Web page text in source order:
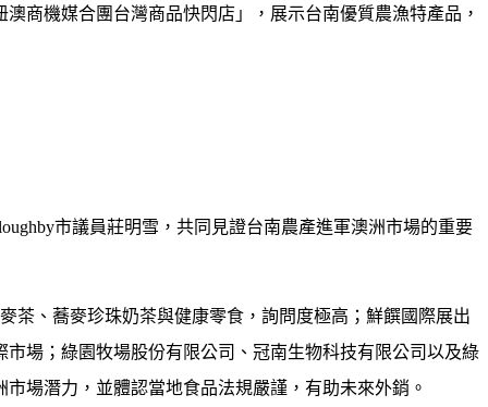
商機媒合團台灣商品快閃店」，展示台南優質農漁特產品，
市議員莊明雪，共同見證台南農產進軍澳洲市場的重要
茶、蕎麥珍珠奶茶與健康零食，詢問度極高；鮮饌國際展出
場；綠園牧場股份有限公司、冠南生物科技有限公司以及綠
場潛力，並體認當地食品法規嚴謹，有助未來外銷。